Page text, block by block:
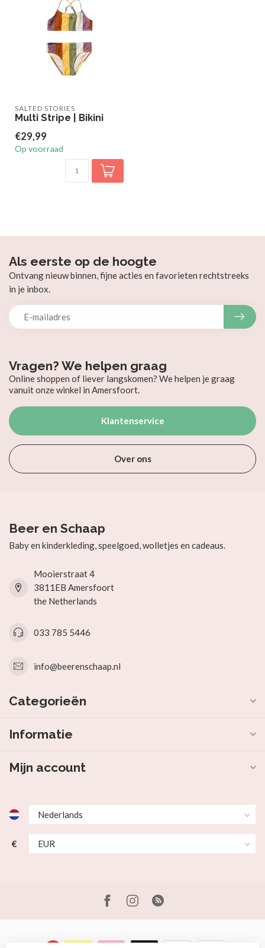
SALTED STORIES
Multi Stripe | Bikini
€29,99
Op voorraad
Vragen? We helpen graag
Online shoppen of liever langskomen? We helpen je graag
vanuit onze winkel in Amersfoort.
Klantenservice
Over ons
Als eerste op de hoogte
Ontvang nieuw binnen, fijne acties en favorieten rechtstreeks
in je inbox.
Beer en Schaap
Baby en kinderkleding, speelgoed, wolletjes en cadeaus.
Mooierstraat 4
3811EB Amersfoort
the Netherlands
033 785 5446
info@beerenschaap.nl
Categorieën
Informatie
Mijn account
€